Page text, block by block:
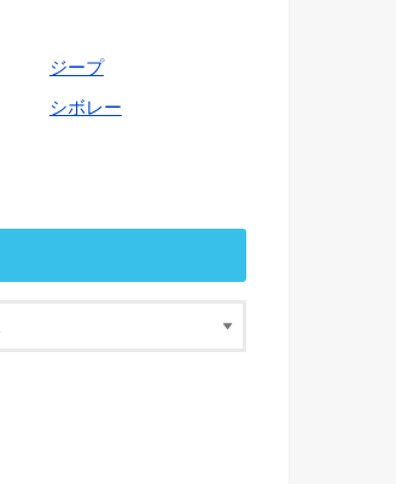
ジープ
シボレー